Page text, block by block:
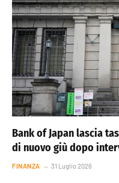
Bank of Japan lascia
di nuovo giù dopo
FINANZA 31 Luglio 2026